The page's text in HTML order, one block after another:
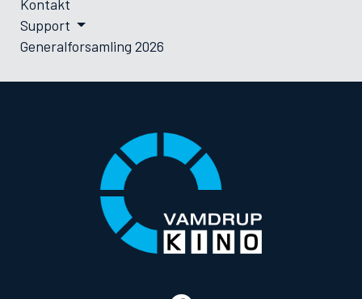
Kontakt
Support
Generalforsamling 2026